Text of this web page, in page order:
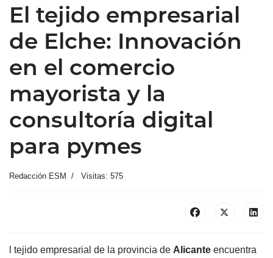
El tejido empresarial
de Elche: Innovación
en el comercio
mayorista y la
consultoría digital
para pymes
Redacción ESM Visitas: 575
l tejido empresarial de la provincia de Alicante encuentra